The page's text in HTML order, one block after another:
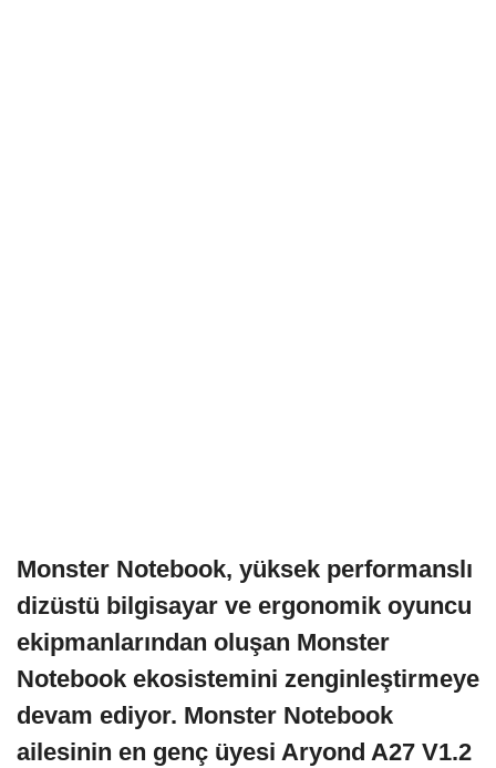
Monster Notebook, yüksek performanslı
dizüstü bilgisayar ve ergonomik oyuncu
ekipmanlarından oluşan Monster
Notebook ekosistemini zenginleştirmeye
devam ediyor. Monster Notebook
ailesinin en genç üyesi Aryond A27 V1.2